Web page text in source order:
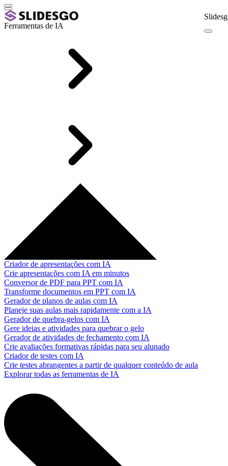
Ferramentas de IA
Criador de apresentações com IA
Crie apresentações com IA em minutos
Conversor de PDF para PPT com IA
Transforme documentos em PPT com IA
Gerador de planos de aulas com IA
Planeje suas aulas mais rapidamente com a IA
Gerador de quebra-gelos com IA
Gere ideias e atividades para quebrar o gelo
Gerador de atividades de fechamento com IA
Crie avaliações formativas rápidas para seu alunado
Criador de testes com IA
Crie testes abrangentes a partir de qualquer conteúdo de aula
Explorar todas as ferramentas de IA